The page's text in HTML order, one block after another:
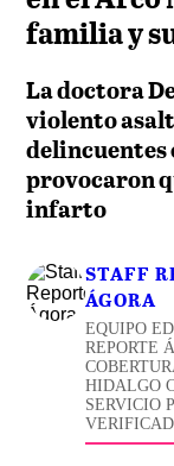
familia y
La doctora
violento
delincuentes
provocaron
infarto
STAFF
ÁGORA
EQUIPO
REPORTE
HIDALGO
SERVICIO